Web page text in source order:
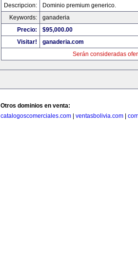
Descripcion:
Dominio premium generico.
Keywords:
ganaderia
Precio:
$95,000.00
Visitar!
ganaderia.com
Serán consideradas
Otros dominios en venta:
catalogoscomerciales.com
ventasbolivia.com